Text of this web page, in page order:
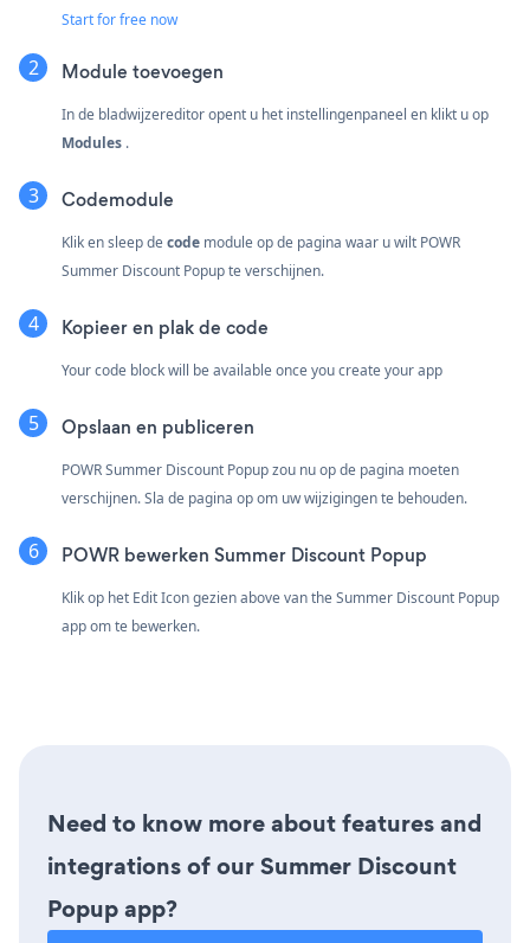
Start for free now
Module toevoegen
In de bladwijzereditor opent u het instellingenpaneel en klikt u op
Modules .
Codemodule
Klik en sleep decode module op de pagina waar u wilt POWR
Summer Discount Popup te verschijnen.
Kopieer en plak de code
Your code block will be available once you create your app
Opslaan en publiceren
POWR Summer Discount Popup zou nu op de pagina moeten
verschijnen. Sla de pagina op om uw wijzigingen te behouden.
POWR bewerken Summer Discount Popup
Klik op het Edit Icongezien above van the Summer Discount Popup
app om te bewerken.
Need to know more about features and
integrations of our Summer Discount
Popup app?